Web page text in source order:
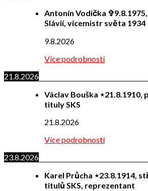
Antonín Vodička
Slávií, vicemistr světa 1934
9.8.2026
Více podrobností
21.8.2026
Václav Bouška ⋆21.8.1910,
tituly SKS
21.8.2026
Více podrobností
23.8.2026
Karel Průcha ⋆23.8.1914,
titulů SKS, reprezentant